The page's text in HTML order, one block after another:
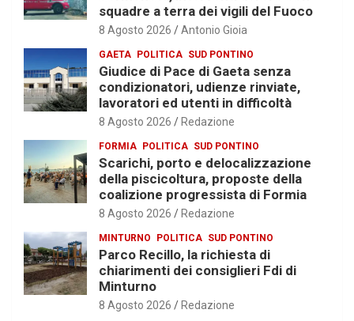
squadre a terra dei vigili del Fuoco
8 Agosto 2026 Antonio Gioia
GAETA POLITICA SUD PONTINO
Giudice di Pace di Gaeta senza
condizionatori, udienze rinviate,
lavoratori ed utenti in difficoltà
8 Agosto 2026 Redazione
FORMIA POLITICA SUD PONTINO
Scarichi, porto e delocalizzazione
della piscicoltura, proposte della
coalizione progressista di Formia
8 Agosto 2026 Redazione
MINTURNO POLITICA SUD PONTINO
Parco Recillo, la richiesta di
chiarimenti dei consiglieri Fdi di
Minturno
8 Agosto 2026 Redazione